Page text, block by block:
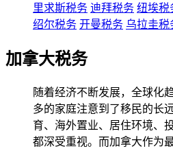
里求斯税务 迪拜税务 纽埃税
绍尔税务 开曼税务 乌拉圭税
加拿大税务
随着经济不断发展，全球化
多的家庭注意到了移民的长
育、海外置业、居住环境、
都深受重视。而加拿大作为